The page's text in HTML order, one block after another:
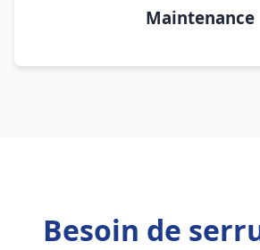
Maintenance
Besoin de